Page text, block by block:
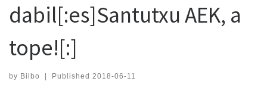
dabil[:es]Santutxu AEK, a
tope![:]
by Bilbo | Published 2018-06-11